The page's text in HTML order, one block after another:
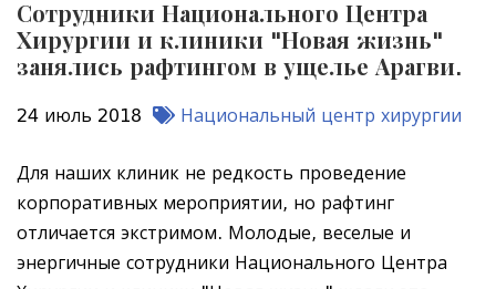
Сотрудники Национального Центра
Хирургии и клиники "Новая жизнь"
занялись рафтингом в ущелье Арагви.
24 июль 2018 Национальный центр хирургии
Для наших клиник не редкость проведение
корпоративных мероприятии, но рафтинг
отличается экстримом. Молодые, веселые и
энергичные сотрудники Национального Центра